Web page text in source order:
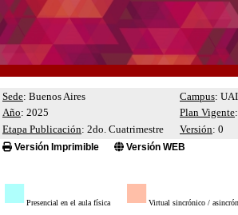
Sede: Buenos Aires Campus:
Año: 2025 Plan Vigente
Etapa Publicación: 2do. Cuatrimestre Versión: 0
Versión Imprimible Versión WEB
■ Presencial en el aula física ■ Virtual sincrónico /